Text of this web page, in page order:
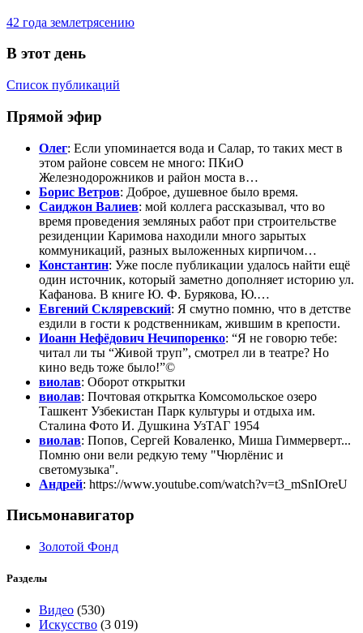
42 года землетрясению
В этот день
Список публикаций
Прямой эфир
Олег: Если упоминается вода и Салар, то таких мест в
этом районе совсем не много: ПКиО
Железнодорожников и район моста в…
Борис Ветров: Доброе, душевное было время.
Саиджон Валиев: мой коллега рассказывал, что во
время проведения земляных работ при строительстве
резиденции Каримова находили много зарытых
коммуникаций, разных выложенных кирпичом…
Константин: Уже после публикации удалось найти ещё
один источник, который заметно дополняет историю ул.
Кафанова. В книге Ю. Ф. Бурякова, Ю.…
Евгений Скляревский: Я смутно помню, что в детстве
ездили в гости к родственникам, жившим в крепости.
Иоанн Нефёдович Нечипоренко: “Я не говорю тебе:
читал ли ты “Живой труп”, смотрел ли в театре? Но
кино ведь тоже было!”©
виолав: Оборот открытки
виолав: Почтовая открытка Комсомольское озеро
Ташкент Узбекистан Парк культуры и отдыха им.
Сталина Фото И. Душкина УзТАГ 1954
виолав: Попов, Сергей Коваленко, Миша Гиммерверт...
Помню они вели редкую тему "Чюрлёнис и
светомузыка".
Андрей: https://www.youtube.com/watch?v=t3_mSnIOreU
Письмонавигатор
Золотой Фонд
Разделы
Видео (530)
Искусство (3 019)